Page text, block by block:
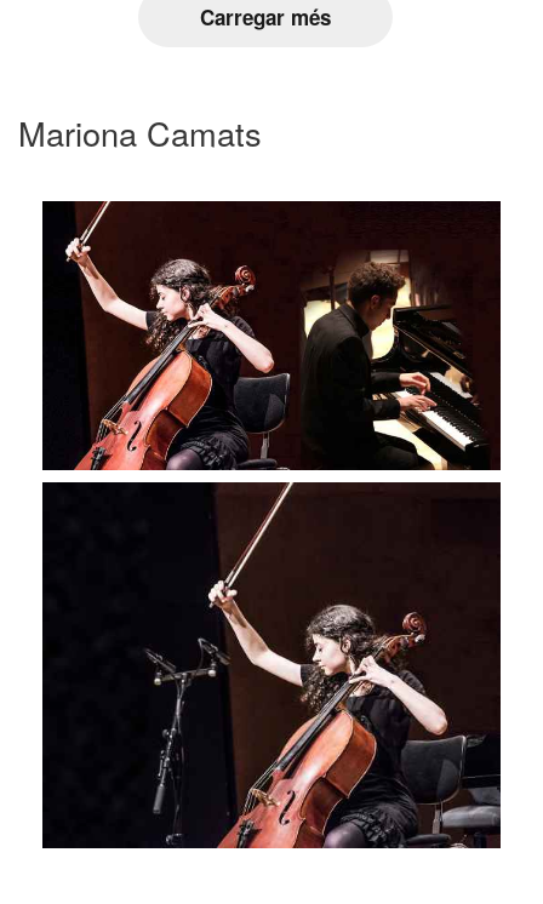
Carregar més
Mariona Camats